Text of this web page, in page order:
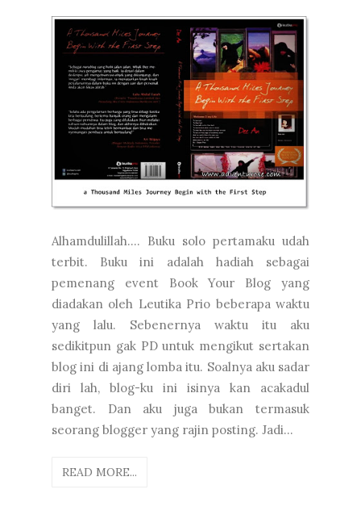
Alhamdulillah.... Buku solo pertamaku udah
terbit. Buku ini adalah hadiah sebagai
pemenang event Book Your Blog yang
diadakan oleh Leutika Prio beberapa waktu
yang lalu. Sebenernya waktu itu aku
sedikitpun gak PD untuk mengikut sertakan
blog ini di ajang lomba itu. Soalnya aku sadar
diri lah, blog-ku ini isinya kan acakadul
banget. Dan aku juga bukan termasuk
seorang blogger yang rajin posting. Jadi...
READ MORE...